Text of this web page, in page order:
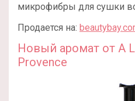
микрофибры для сушки
Продается на:
Новый аромат от A
Provence